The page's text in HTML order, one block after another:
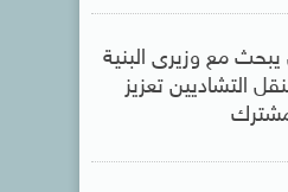
يبحث مع وزيرى البنية
التشاديين تعزيز